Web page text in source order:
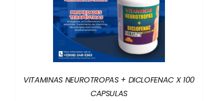
VITAMINAS NEUROTROPAS + DICLOFENAC X 100
CAPSULAS